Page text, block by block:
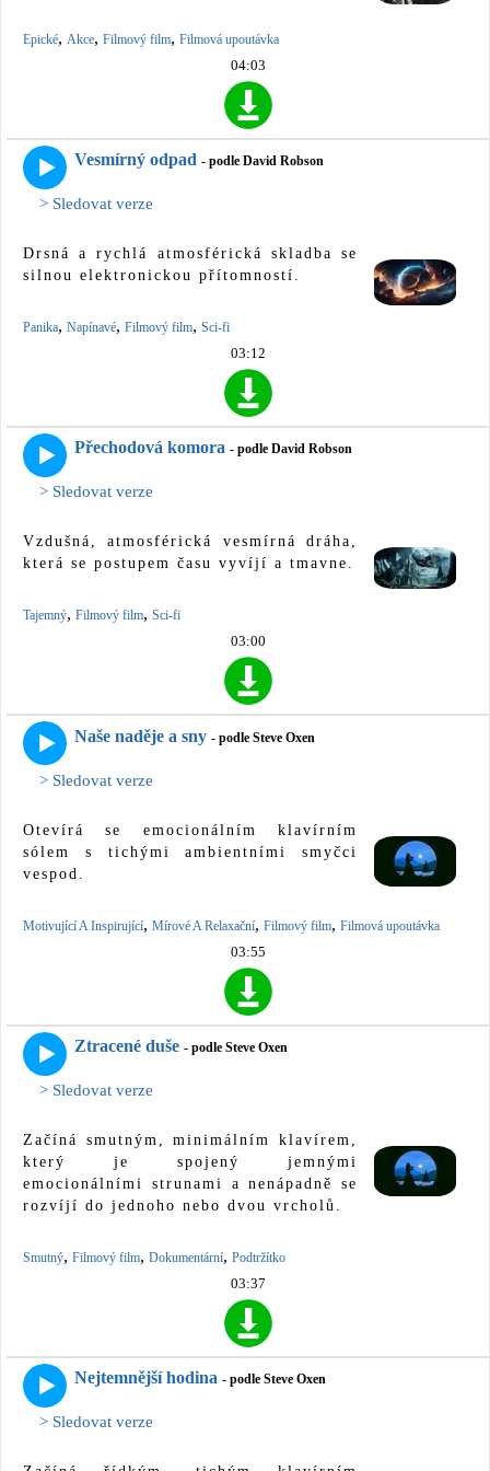
Epické, Akce, Filmový film, Filmová upoutávka
04:03
Vesmírný odpad - podle David Robson
> Sledovat verze
Drsná a rychlá atmosférická skladba se
silnou elektronickou přítomností.
Panika, Napínavé, Filmový film, Sci-fi
03:12
Přechodová komora - podle David Robson
> Sledovat verze
Vzdušná, atmosférická vesmírná dráha,
která se postupem času vyvíjí a tmavne.
Tajemný, Filmový film, Sci-fi
03:00
Naše naděje a sny - podle Steve Oxen
> Sledovat verze
Otevírá se emocionálním klavírním
sólem s tichými ambientními smyčci
vespod.
Motivující A Inspirující, Mírové A Relaxační, Filmový film, Filmová upoutávka
03:55
Ztracené duše - podle Steve Oxen
> Sledovat verze
Začíná smutným, minimálním klavírem,
který je spojený jemnými
emocionálními strunami a nenápadně se
rozvíjí do jednoho nebo dvou vrcholů.
Smutný, Filmový film, Dokumentární, Podtržítko
03:37
Nejtemnější hodina - podle Steve Oxen
> Sledovat verze